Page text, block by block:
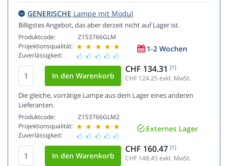
GENERISCHE Lampe mit Modul
Billigstes Angebot, das aber derzeit nicht auf Lager ist.
Produktcode:
Projektionsqualität:
Zuverlässigkeit:
Z153766GLM
1-2 Wochen
CHF 134.31 [1]
CHF 124.25 exkl. MwSt.
Die gleiche, vorrätige Lampe aus dem Lager eines anderen
Lieferanten.
Produktcode:
Projektionsqualität:
Zuverlässigkeit:
Z153766GLM2
Externes Lager
CHF 160.47 [1]
CHF 148.45 exkl. MwSt.